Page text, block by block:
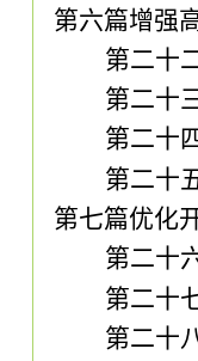
第六篇增强
第二十
第二十
第二十
第二十
第七篇优化
第二十
第二十
第二十